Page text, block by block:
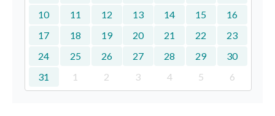
10
11 12 13 14 15
16
17
18 19 20 21 22
23
24
25 26 27 28 29
30
31
1 2 3 4 5 6